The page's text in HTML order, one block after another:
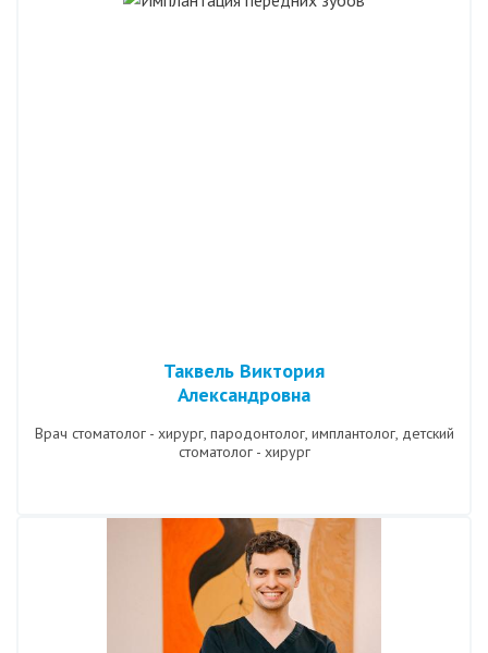
Таквель Виктория
Александровна
Врач стоматолог - хирург, пародонтолог, имплантолог, детский
стоматолог - хирург